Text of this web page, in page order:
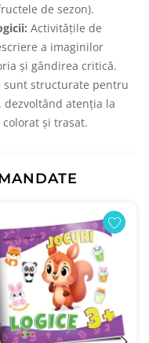
de sezon).
Activitățile de
a imaginilor
și gândirea critică.
sunt structurate pentru
atenția la
și trasat.